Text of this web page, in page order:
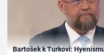
Bartošek k Turkovi: